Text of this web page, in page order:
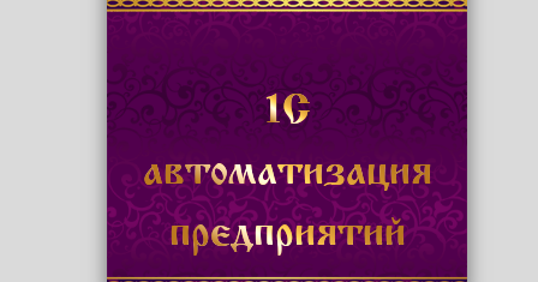
1С
автоматизация
предприятий